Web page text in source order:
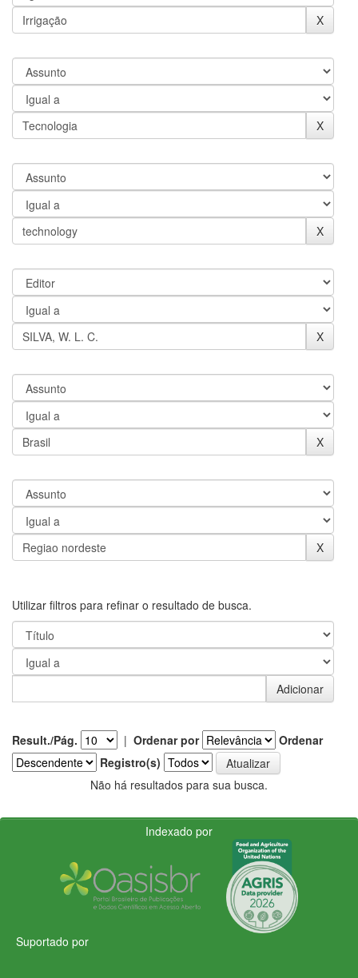
Utilizar filtros para refinar o resultado de busca.
Result./Pág. | Ordenar por
Ordenar
Registro(s)
Não há resultados para sua busca.
Indexado por
Suportado por